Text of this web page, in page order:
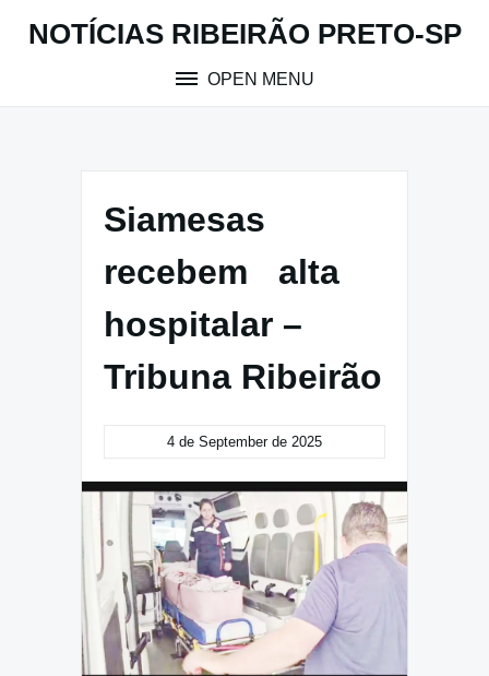
NOTÍCIAS RIBEIRÃO PRETO-SP
OPEN MENU
Siamesas
recebem alta
hospitalar –
Tribuna Ribeirão
4 de September de 2025